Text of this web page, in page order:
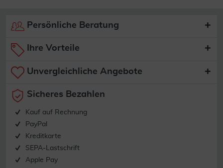
Persönliche Beratung
Ihre Vorteile
Unvergleichliche Angebote
Sicheres Bezahlen
Kauf auf Rechnung
PayPal
Kreditkarte
SEPA-Lastschrift
Apple Pay